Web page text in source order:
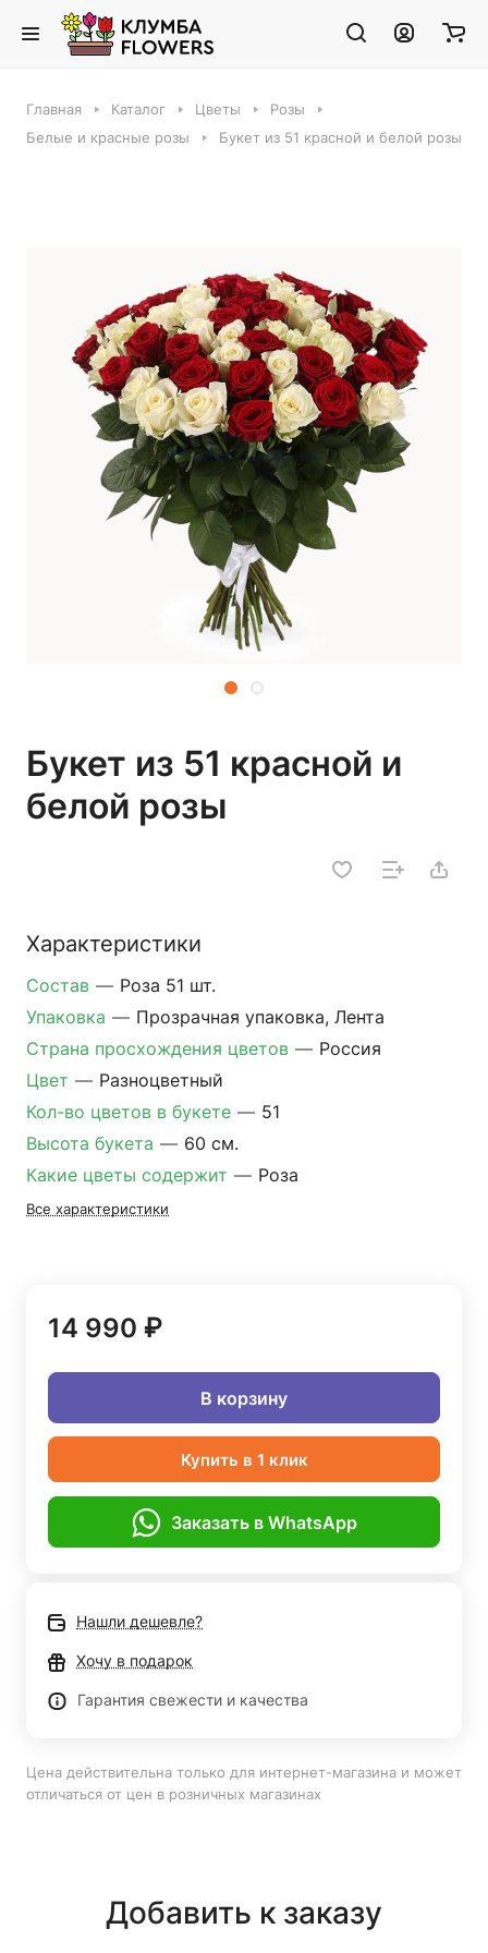
Главная Каталог Цветы
Розы
Белые и красные розы
Букет из 51 красной и белой розы
Букет из 51 красной и
белой розы
Характеристики
Состав — Роза 51 шт.
Упаковка — Прозрачная упаковка, Лента
Страна просхождения цветов — Россия
Цвет — Разноцветный
Кол-во цветов в букете — 51
Высота букета — 60 см.
Какие цветы содержит — Роза
Все характеристики
14 990 ₽
В корзину
Купить в 1 клик
Заказать в WhatsApp
Нашли дешевле?
Хочу в подарок
Гарантия свежести и качества
Цена действительна только для интернет-магазина и может
отличаться от цен в розничных магазинах
Добавить к заказу